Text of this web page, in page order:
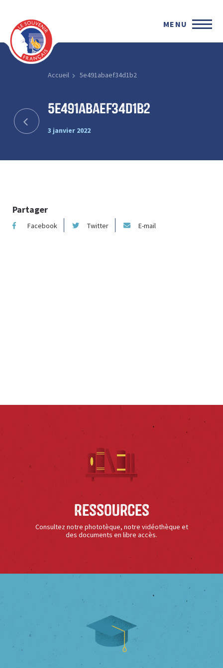
MENU
Accueil 5e491abaef34d1b2
5e491abaef34d1b2
3 janvier 2022
Partager
Facebook Twitter E-mail
Ressources
Consultez notre phototèque, notre vidéothèque et
des documents en libre accès.